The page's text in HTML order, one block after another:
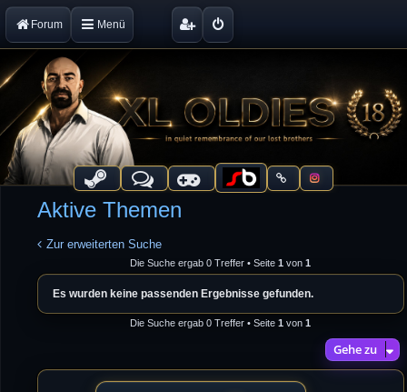
Forum Menü
Aktive Themen
Zur erweiterten Suche
Die Suche ergab 0 Treffer • Seite1 von1
Es wurden keine passenden Ergebnisse gefunden.
Die Suche ergab 0 Treffer • Seite1 von1
Gehe zu